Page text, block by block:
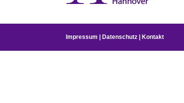
Impressum Datenschutz Kontakt